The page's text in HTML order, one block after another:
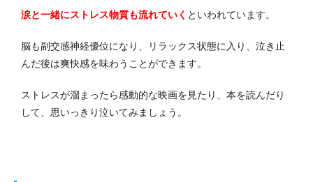
涙と一緒にストレス物質も流れていく といわれています。
脳も副交感神経優位になり、リラックス状態に入り、泣き止
んだ後は爽快感を味わうことができます。
ストレスが溜まったら感動的な映画を見たり、本を読んだり
して、思いっきり泣いてみましょう。